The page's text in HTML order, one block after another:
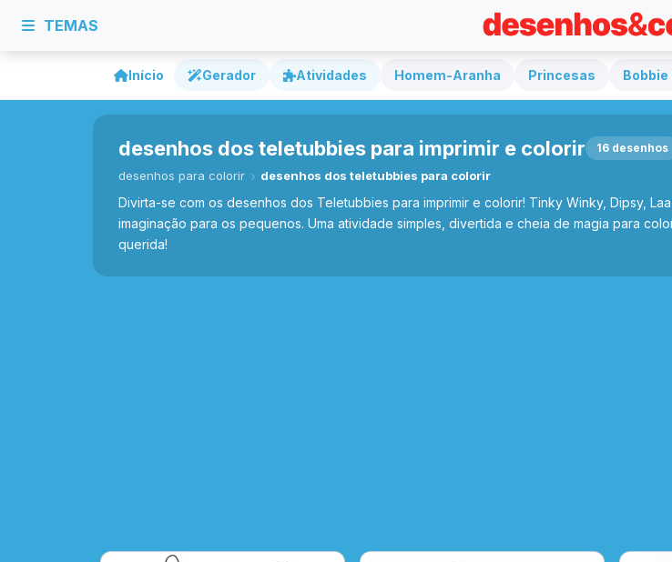
TEMAS
Início Gerador Atividades Homem-Aranha Princesas Bobbie
desenhos dos teletubbies para imprimir e colorir 16 desenhos
desenhos para colorir desenhos dos teletubbies para colorir
Divirta-se com os desenhos dos Teletubbies para imprimir e colorir! Tinky Winky, Dipsy,
imaginação para os pequenos. Uma atividade simples, divertida e cheia de magia para
querida!